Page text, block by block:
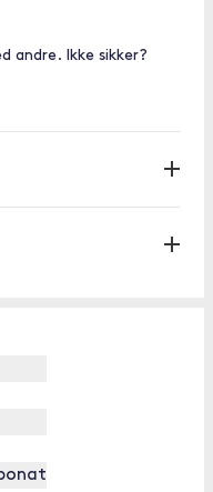
andre. Ikke sikker?